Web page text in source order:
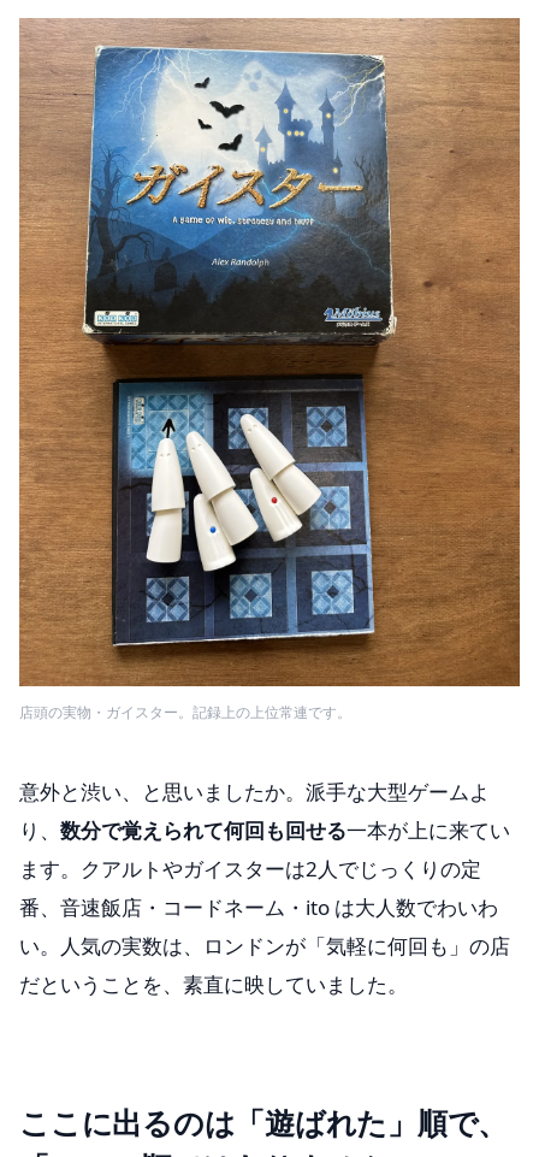
店頭の実物・ガイスター。記録上の上位常連です。
意外と渋い、と思いましたか。派手な大型ゲームよ
り、 数分で覚えられて何回も回せる一本が上に来てい
ます。クアルトやガイスターは2人でじっくりの定
番、音速飯店・コードネーム・ito は大人数でわいわ
い。人気の実数は、ロンドンが「気軽に何回も」の店
だということを、素直に映していました。
ここに出るのは「遊ばれた」順で、